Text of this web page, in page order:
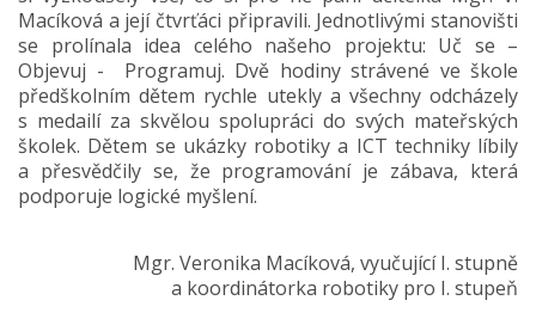
Macíková a její čtvrťáci připravili. Jednotlivými stanovišti
se prolínala idea celého našeho projektu: Uč se –
Objevuj - Programuj. Dvě hodiny strávené ve škole
předškolním dětem rychle utekly a všechny odcházely
s medailí za skvělou spolupráci do svých mateřských
školek. Dětem se ukázky robotiky a ICT techniky líbily
a přesvědčily se, že programování je zábava, která
podporuje logické myšlení.
Mgr. Veronika Macíková, vyučující I. stupně
a koordinátorka robotiky pro I. stupeň